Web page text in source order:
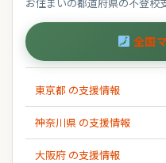
全国
東京都 の支援情報
神奈川県 の支援情報
大阪府 の支援情報